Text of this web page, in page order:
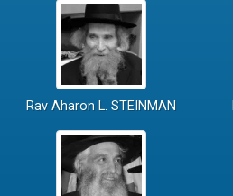
Rav Aharon L. STEINMAN